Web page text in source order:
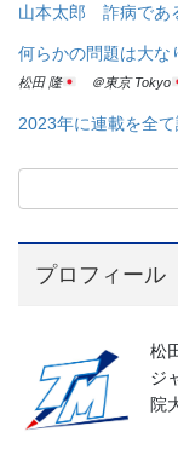
山本太郎 詐病であ
何らかの問題は大な
松田 隆 ＠東京 Tokyo
2023年に連載を全て
プロフィール
松
ジ
院